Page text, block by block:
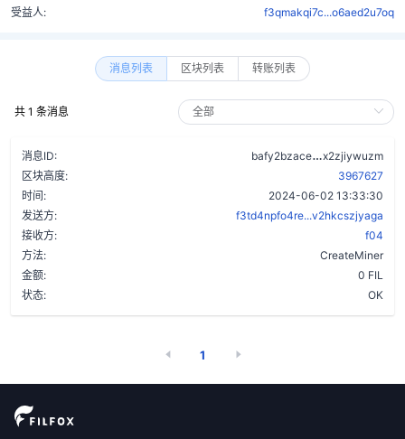
受益人:
f3qmakqi7c...o6aed2u7oq
消息列表 区块列表 转账列表
共 1 条消息
消息ID: bafy2bzace
x2zjiywuzm
区块高度:
3967627
时间:
2024-06-02 13:33:30
发送方:
f3td4npfo4re...v2hkcszjyaga
接收方:
f04
方法:
CreateMiner
金额:
0 FIL
状态:
OK
1